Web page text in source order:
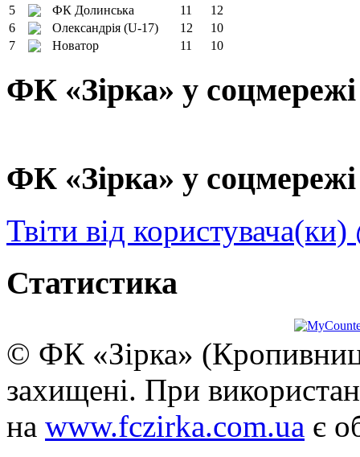
5
ФК Долинська 11
12
6
Олександрія (U-17) 12
10
7
Новатор 11 10
ФК «Зірка» у
ФК «Зірка» у
Твіти від
Статистика
© ФК «Зірка»
захищені. При
на www.fczirka.com.ua є